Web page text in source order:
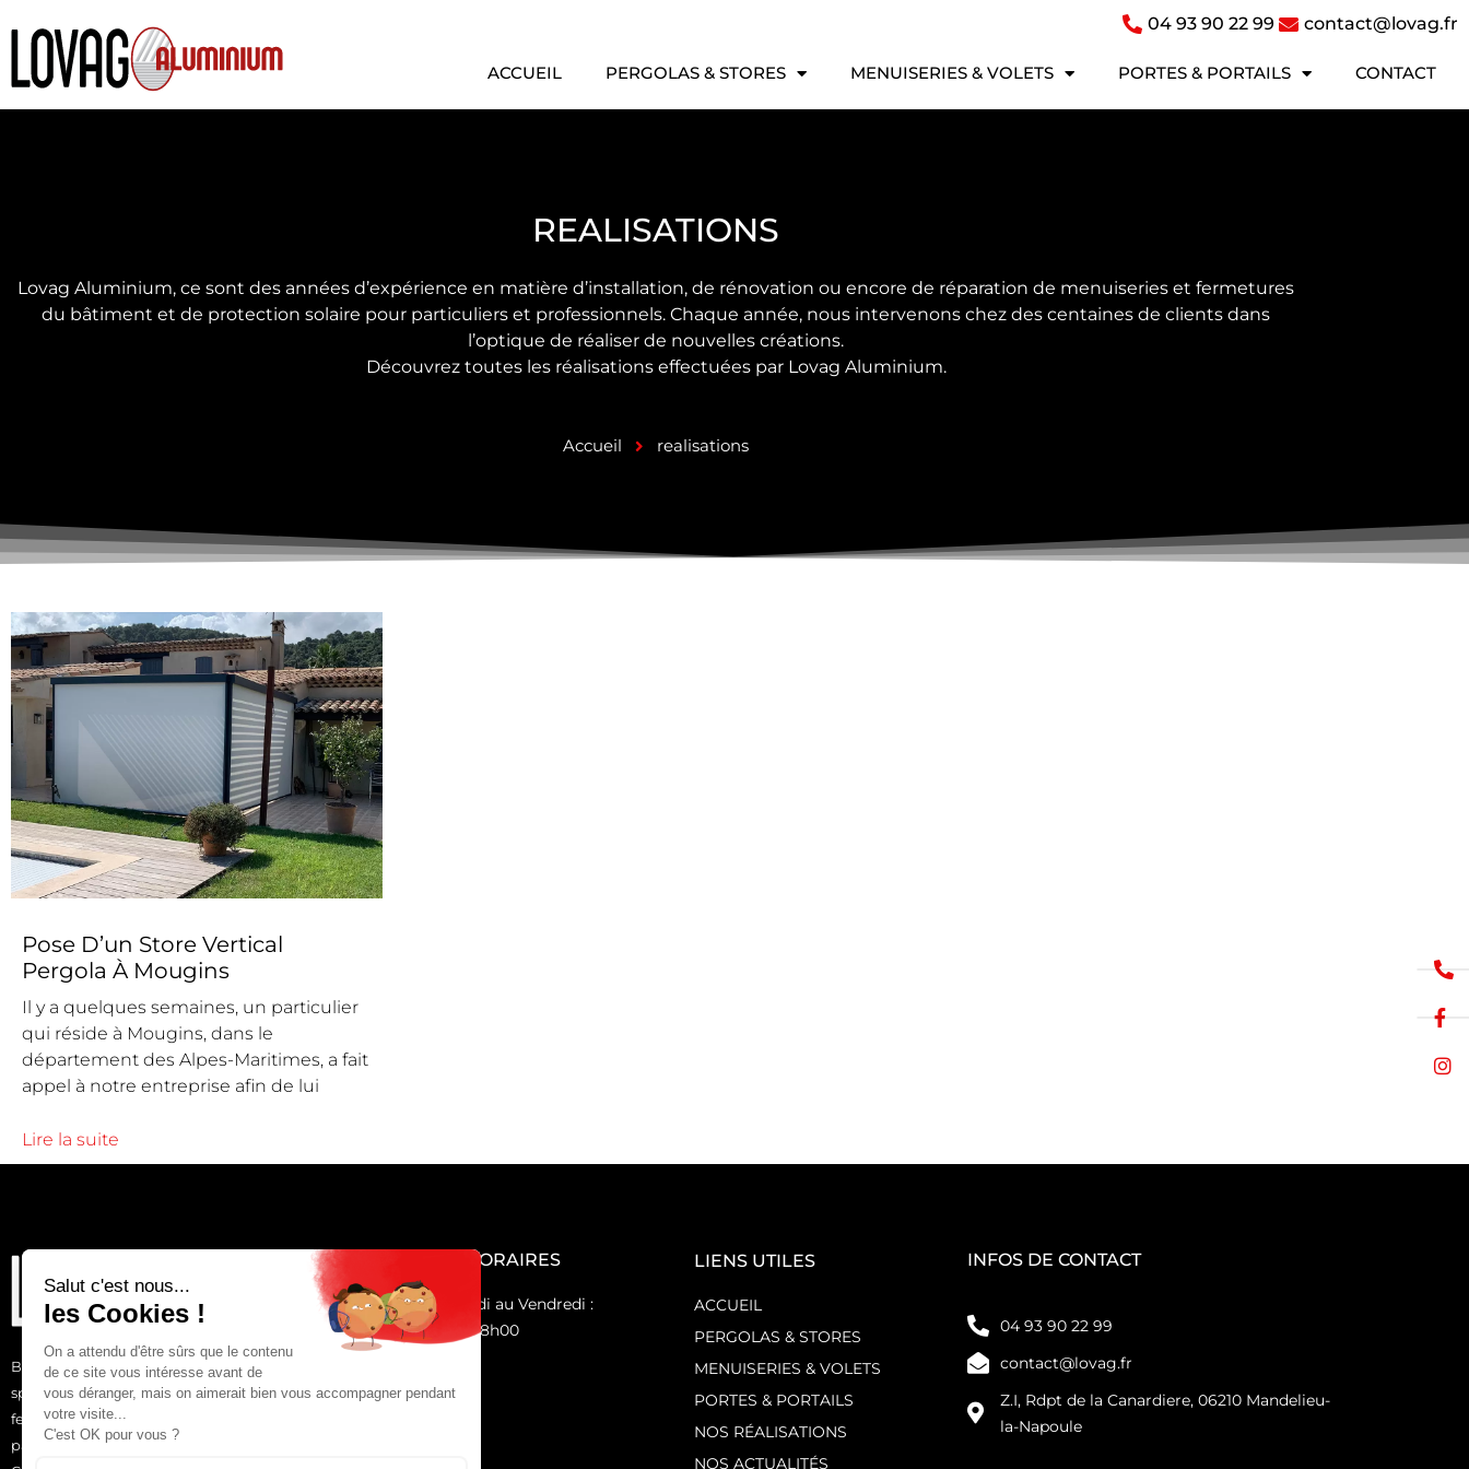
au
contenu
04 93 90 22 99 contact@lovag.fr
ACCUEIL PERGOLAS & STORES MENUISERIES & VOLETS PORTES & PORTAILS CONTACT
REALISATIONS
Lovag Aluminium, ce sont des années d’expérience en matière d’installation, de rénovation ou encore de réparation de menuiseries et fermetures
du bâtiment et de protection solaire pour particuliers et professionnels. Chaque année, nous intervenons chez des centaines de clients dans
l’optique de réaliser de nouvelles créations.
Découvrez toutes les réalisations effectuées par Lovag Aluminium.
Accueil realisations
Pose D’un Store Vertical
Pergola À Mougins
Il y a quelques semaines, un particulier
qui réside à Mougins, dans le
département des Alpes-Maritimes, a fait
appel à notre entreprise afin de lui
Lire la suite
Bienvenue chez Lovag Aluminium, entreprise
spécialisée en conception et pose de menuiseries et
fermetures du bâtiment et de protection solaire pour
particuliers en maison et appartement à Mandelieu,
NOS HORAIRES
Du Lundi au Vendredi :
9h00 - 18h00
LIENS UTILES
ACCUEIL
PERGOLAS & STORES
MENUISERIES & VOLETS
PORTES & PORTAILS
NOS RÉALISATIONS
NOS ACTUALITÉS
INFOS DE CONTACT
04 93 90 22 99
contact@lovag.fr
Z.I, Rdpt de la Canardiere, 06210 Mandelieu-
la-Napoule